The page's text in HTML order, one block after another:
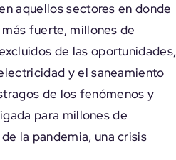
aquellos sectores en donde
fuerte, millones de
de las oportunidades,
y el saneamiento
de los fenómenos y
para millones de
la pandemia, una crisis